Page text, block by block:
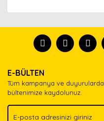
formunu kullanarak
Görüş ve önerileriniz için
Ürün açıklamasında
Ürün bilgilerinde hatalar
Ürün fiyatı diğer
Bu ürüne benzer farklı
E-BÜLTEN
Tüm kampanya ve
bültenimize kaydolunuz.